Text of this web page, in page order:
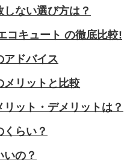
ない選び方は？
コキュート の徹底比較!
アドバイス
メリットと比較
ット・デメリットは？
らい？
の？